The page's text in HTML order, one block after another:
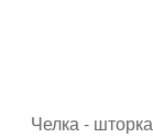
Челка -